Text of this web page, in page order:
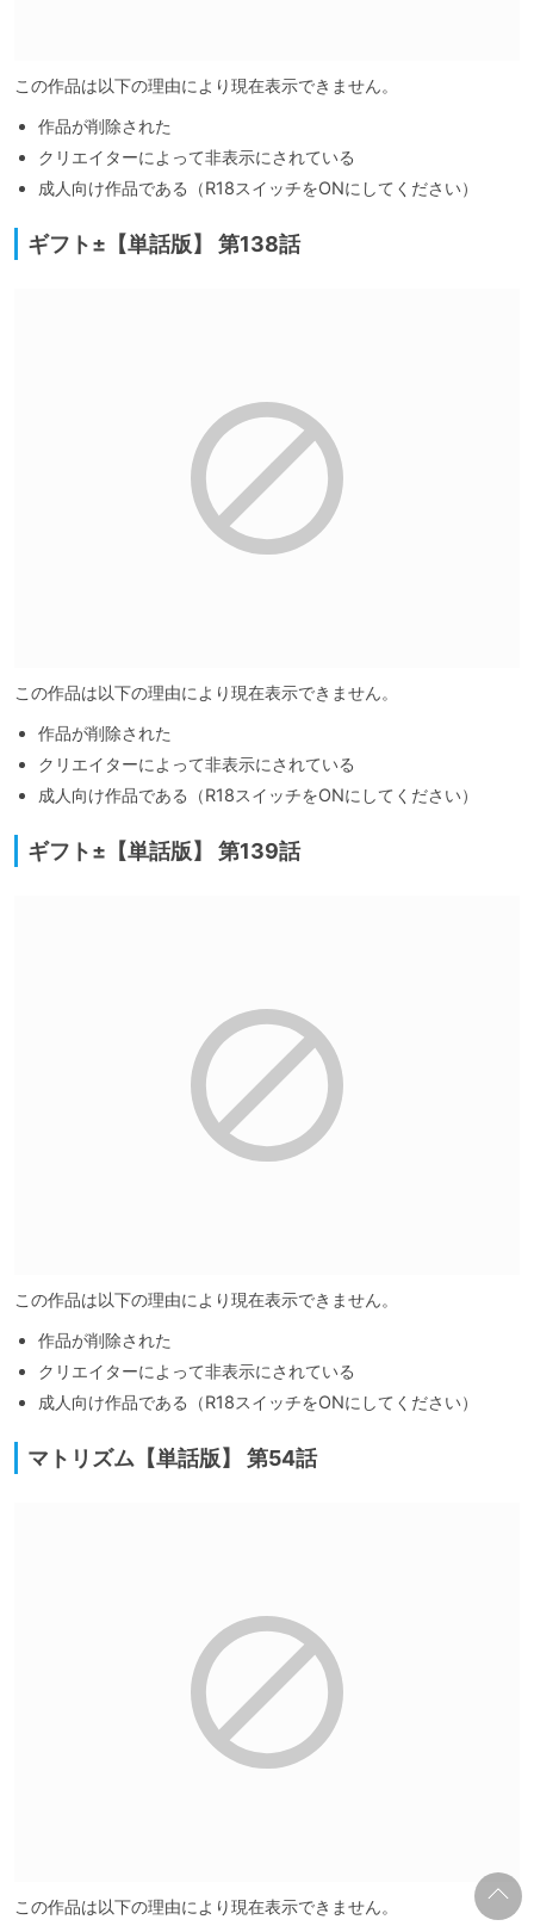
この作品は以下の理由により現在表示できません。
作品が削除された
クリエイターによって非表示にされている
成人向け作品である（R18スイッチをONにしてください）
ギフト±【単話版】 第138話
この作品は以下の理由により現在表示できません。
作品が削除された
クリエイターによって非表示にされている
成人向け作品である（R18スイッチをONにしてください）
ギフト±【単話版】 第139話
この作品は以下の理由により現在表示できません。
作品が削除された
クリエイターによって非表示にされている
成人向け作品である（R18スイッチをONにしてください）
マトリズム【単話版】 第54話
この作品は以下の理由により現在表示できません。